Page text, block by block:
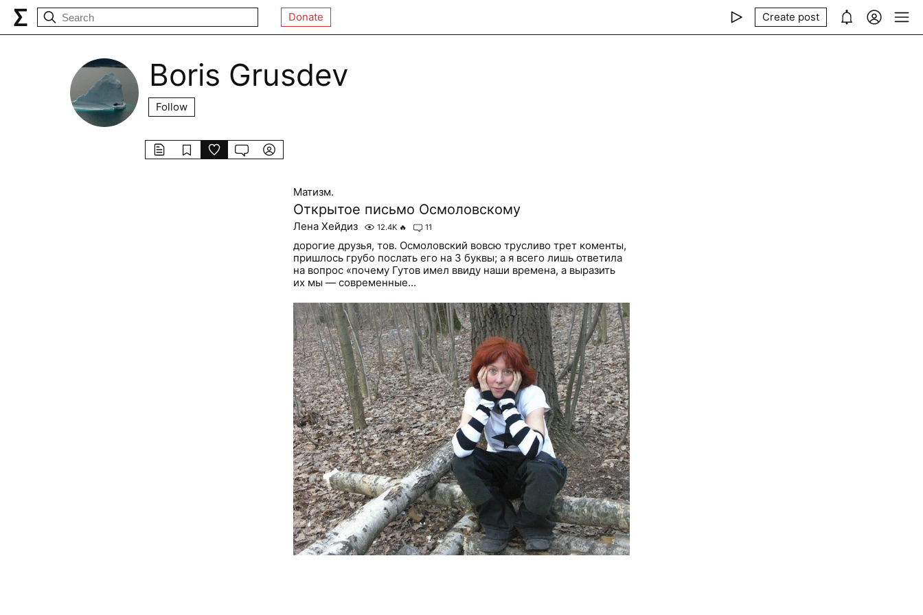
Donate Create post
Boris Grusdev
Follow
Матизм.
Открытое письмо Осмоловскому
Лена Хейдиз 12.4K 🔥 11
дорогие друзья, тов. Осмоловский вовсю трусливо трет коменты,
пришлось грубо послать его на 3 буквы; а я всего лишь ответила
на вопрос «почему Гутов имел ввиду наши времена, а выразить
их мы — современные...